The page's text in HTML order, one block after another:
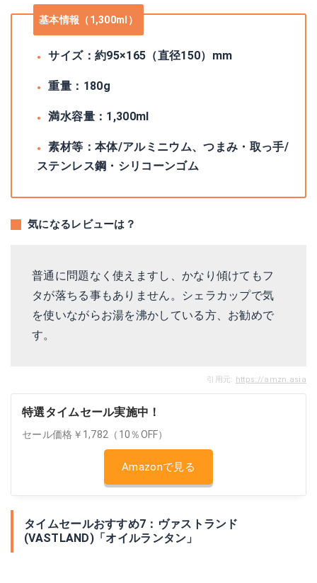
基本情報（1,300ml）
サイズ：約95×165（直径150）mm
重量：180g
満水容量：1,300ml
素材等：本体/アルミニウム、つまみ・取っ手/
ステンレス鋼・シリコーンゴム
気になるレビューは？
普通に問題なく使えますし、かなり傾けてもフ
タが落ちる事もありません。シェラカップで気
を使いながらお湯を沸かしている方、お勧めで
す。
引用元: https://amzn.asia
特選タイムセール実施中！
セール価格￥1,782（10％OFF）
Amazonで見る
タイムセールおすすめ7：ヴァストランド
(VASTLAND)「オイルランタン」